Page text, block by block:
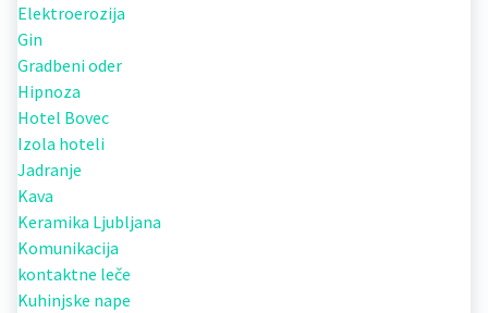
Elektroerozija
Gin
Gradbeni oder
Hipnoza
Hotel Bovec
Izola hoteli
Jadranje
Kava
Keramika Ljubljana
Komunikacija
kontaktne leče
Kuhinjske nape